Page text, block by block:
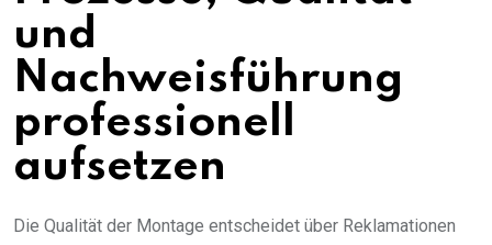
und
Nachweisführung
professionell
aufsetzen
Die Qualität der Montage entscheidet über Reklamationen